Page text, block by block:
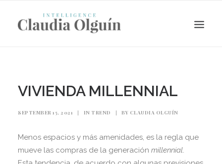
VIVIENDA MILLENNIAL
SEPTEMBER 15, 2021 | IN TREND | BY CLAUDIA OLGUÍN
Menos espacios y más amenidades, es la regla que
mueve las compras de la generación millennial.